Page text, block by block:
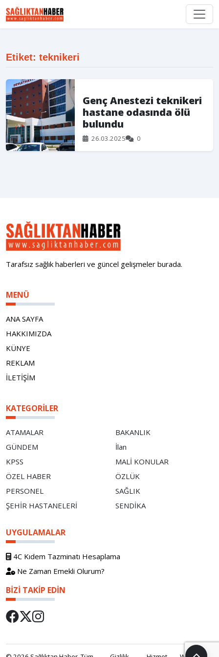
Etiket: teknikeri
Genç Anestezi teknikeri
hastane odasında ölü
bulundu
26.03.2025 0
Tarafsız sağlık haberleri ve güncel gelişmeler burada.
MENÜ
ANA SAYFA
HAKKIMIZDA
KÜNYE
REKLAM
İLETİŞİM
KATEGORILER
ATAMALAR
BAKANLIK
GÜNDEM
İlan
KPSS
MALİ KONULAR
ÖZEL HABER
ÖZLÜK
PERSONEL
SAĞLIK
ŞEHİR HASTANELERİ
SENDİKA
UYGULAMALAR
4C Kıdem Tazminatı Hesaplama
Ne Zaman Emekli Olurum?
BIZI TAKIP EDIN